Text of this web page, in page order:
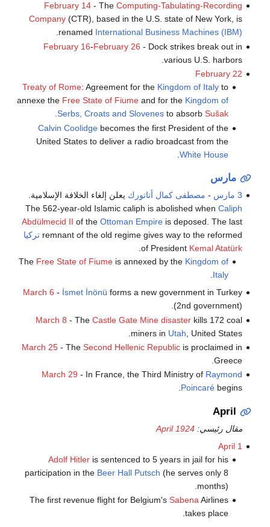
February 14- The Computing-Tabulating-Recording
Company(CTR), based in the U.S. state of New York, is
renamed International Business Machines (IBM)
.
February 16-February 26 - Dock strikes break out in
various U.S. harbors.
February 22
Treaty of Rome: Agreement for the Kingdom of Italy to
annexe the Free State of Fiume and for the Kingdom of
Serbs, Croats and Slovenes to absorbSušak
.
Calvin Coolidge becomes the first President of the
United States to deliver a radio broadcast from the
White House
.
مارس
3 مارس - مصطفى كمال أتاتورك يعلن إلغاء الخلافة الإسلامية.
The 562-year-old Islamic caliph is abolished when Caliph
Abdülmecid II of the Ottoman Empireis deposed. The last
remnant of the old regime gives way to the reformed تركيا
of President Kemal Atatürk
.
The Free State of Fiume is annexed by the Kingdom of
Italy
.
March 6 - İsmet İnönü forms a new government in Turkey
(2nd government).
March 8 - The Castle Gate Mine disasterkills 172 coal
miners in Utah , United States.
March 25- The Second Hellenic Republicis proclaimed in
Greece.
March 29 - In France, the Third Ministry of Raymond
Poincarébegins.
April
مقال رئيسي:April 1924
April 1
Adolf Hitler is sentenced to 5 years in jail for his
participation in the Beer Hall Putsch (he serves only 8
months).
The first revenue flight for Belgium'sSabenaAirlines
takes place.